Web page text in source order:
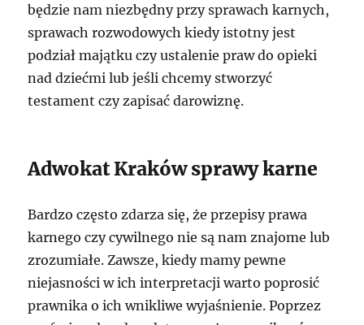
będzie nam niezbędny przy sprawach karnych,
sprawach rozwodowych kiedy istotny jest
podział majątku czy ustalenie praw do opieki
nad dziećmi lub jeśli chcemy stworzyć
testament czy zapisać darowiznę.
Adwokat Kraków sprawy karne
Bardzo często zdarza się, że przepisy prawa
karnego czy cywilnego nie są nam znajome lub
zrozumiałe. Zawsze, kiedy mamy pewne
niejasności w ich interpretacji warto poprosić
prawnika o ich wnikliwe wyjaśnienie. Poprzez